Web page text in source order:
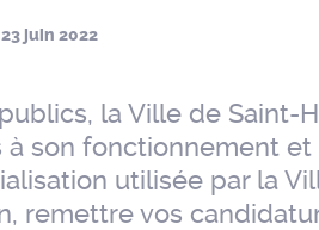
23 juin 2022
la Ville de
son fonctionnement
utilisée par la
remettre vos